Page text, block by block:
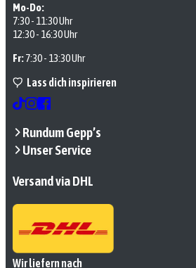
Mo-Do:
7:30 - 11:30 Uhr
12:30 - 16:30 Uhr
Fr:7:30 - 13:30 Uhr
Lass dich inspirieren
Rundum Gepp’s
Unser Service
Versand via DHL
Wir liefern nach